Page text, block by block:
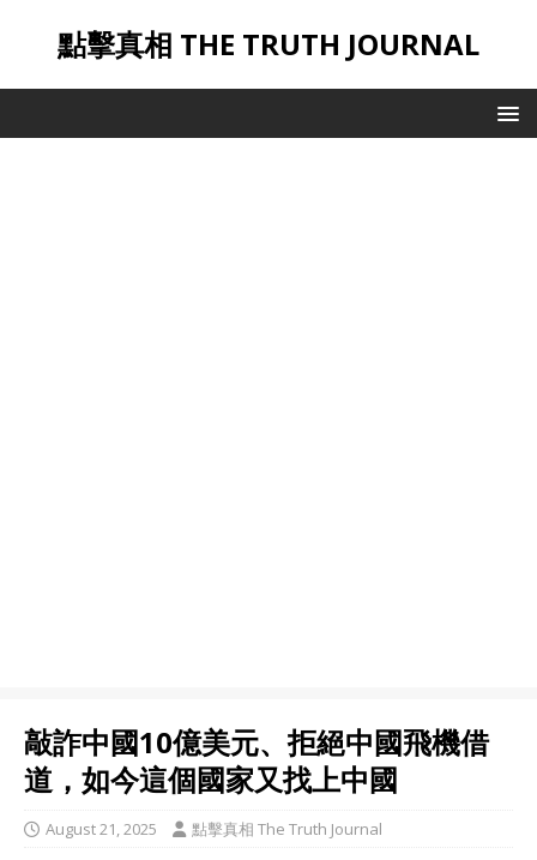
點擊真相 THE TRUTH JOURNAL
敲詐中國10億美元、拒絕中國飛機借
道，如今這個國家又找上中國
August 21, 2025 點擊真相 The Truth Journal